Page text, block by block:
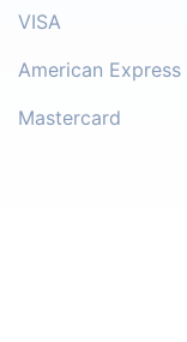
VISA
American Express
Mastercard